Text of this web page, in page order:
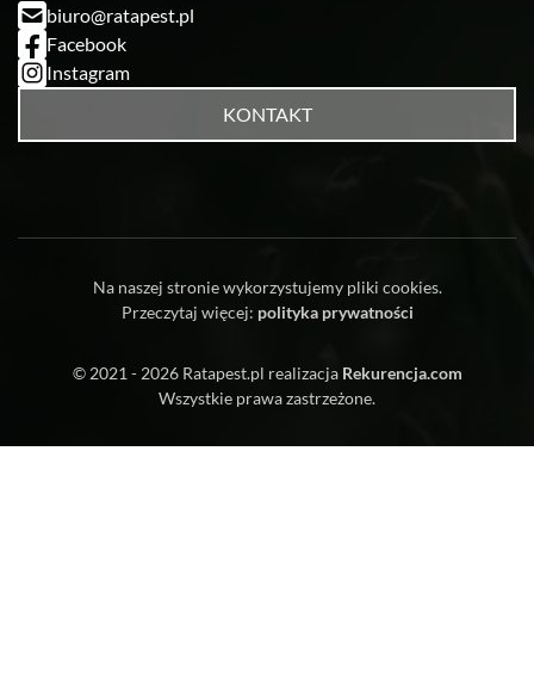
biuro@ratapest.pl
Facebook
Instagram
KONTAKT
Na naszej stronie wykorzystujemy pliki cookies.
Przeczytaj więcej: polityka prywatności
© 2021 - 2026 Ratapest.pl realizacja Rekurencja.com
Wszystkie prawa zastrzeżone.